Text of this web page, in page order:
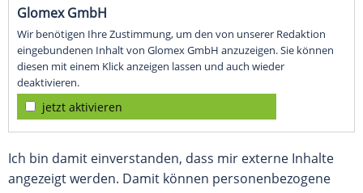
Glomex GmbH
Wir benötigen Ihre Zustimmung, um den von unserer Redaktion
eingebundenen Inhalt von Glomex GmbH anzuzeigen. Sie können
diesen mit einem Klick anzeigen lassen und auch wieder
deaktivieren.
jetzt aktivieren
Ich bin damit einverstanden, dass mir externe Inhalte
angezeigt werden. Damit können personenbezogene